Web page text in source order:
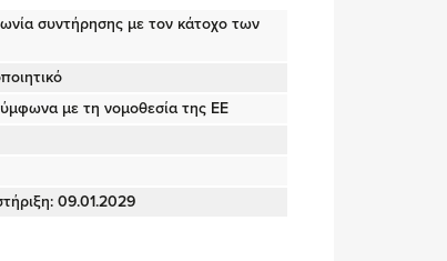
συντήρησης με τον κάτοχο των
με τη νομοθεσία της ΕΕ
09.01.2029